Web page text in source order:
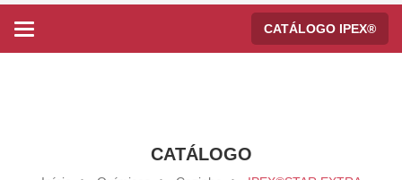
Categories CATÁLOGO IPEX®
CATÁLOGO